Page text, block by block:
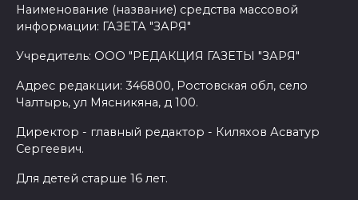
Наименование (название) средства массовой
информации: ГАЗЕТА "ЗАРЯ"
Учредитель: ООО "РЕДАКЦИЯ ГАЗЕТЫ "ЗАРЯ"
Адрес редакции: 346800, Ростовская обл, село
Чалтырь, ул Мясникяна, д 100.
Директор - главный редактор - Киляхов Асватур
Сергеевич.
Для детей старше 16 лет.